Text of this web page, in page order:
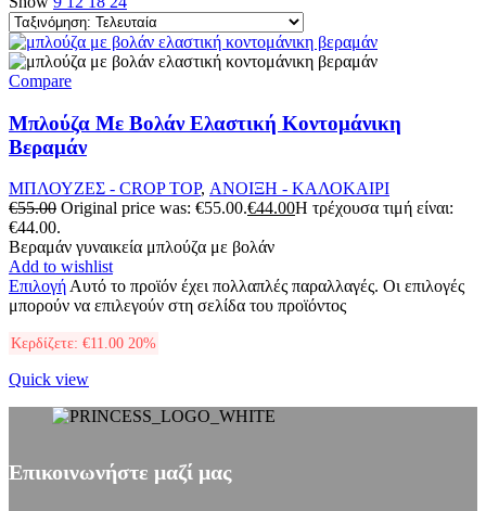
Compare
Μπλούζα Με Βολάν Ελαστική Κοντομάνικη
Βεραμάν
ΜΠΛΟΥΖΕΣ - CROP TOP, ΑΝΟΙΞΗ - ΚΑΛΟΚΑΙΡΙ
€55.00 Original price was: €55.00.€44.00Η τρέχουσα τιμή είναι:
€44.00.
Βεραμάν γυναικεία μπλούζα με βολάν
Add to wishlist
ΕπιλογήΑυτό το προϊόν έχει πολλαπλές παραλλαγές. Οι επιλογές
μπορούν να επιλεγούν στη σελίδα του προϊόντος
Κερδίζετε: €11.00 20%
Quick view
Επικοινωνήστε μαζί μας